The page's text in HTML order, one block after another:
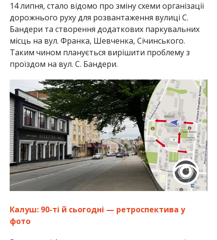
14 липня, стало відомо про зміну схеми організації
дорожнього руху для розвантаження вулиці С.
Бандери та створення додаткових паркувальних
місць на вул. Франка, Шевченка, Січинського.
Таким чином планується вирішити проблему з
проїздом на вул. С. Бандери.
Калуш: 90-ті й сьогодні — ретроспектива у
фото